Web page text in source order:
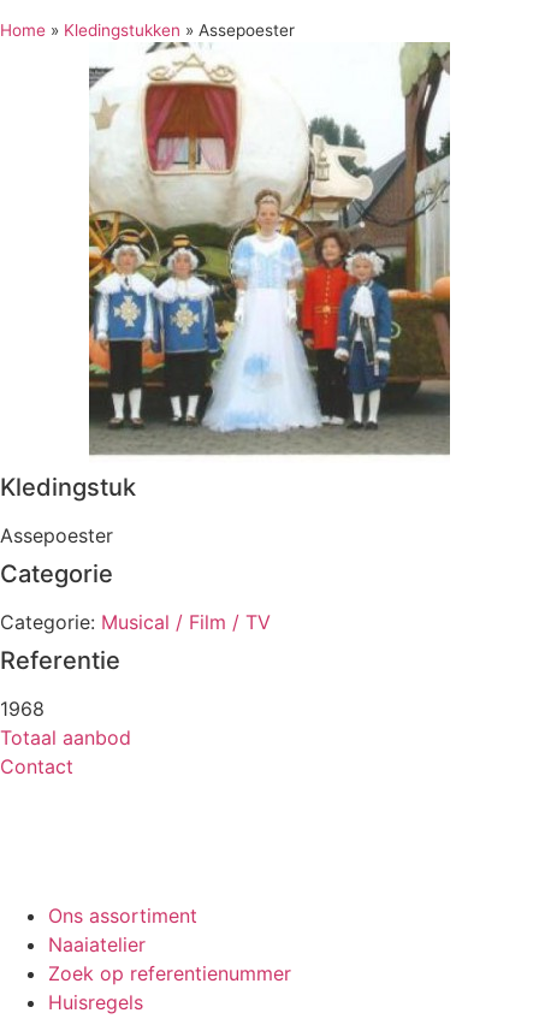
Home » Kledingstukken » Assepoester
Kledingstuk
Assepoester
Categorie
Categorie: Musical / Film / TV
Referentie
1968
Totaal aanbod
Contact
Ons assortiment
Naaiatelier
Zoek op referentienummer
Huisregels